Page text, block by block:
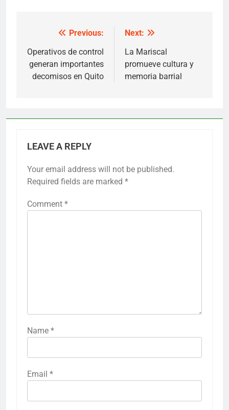
navigation
Previous:
Operativos de control
generan importantes
decomisos en Quito
Next:
La Mariscal
promueve cultura y
memoria barrial
LEAVE A REPLY
Your email address will not be published.
Required fields are marked *
Comment *
Name *
Email *